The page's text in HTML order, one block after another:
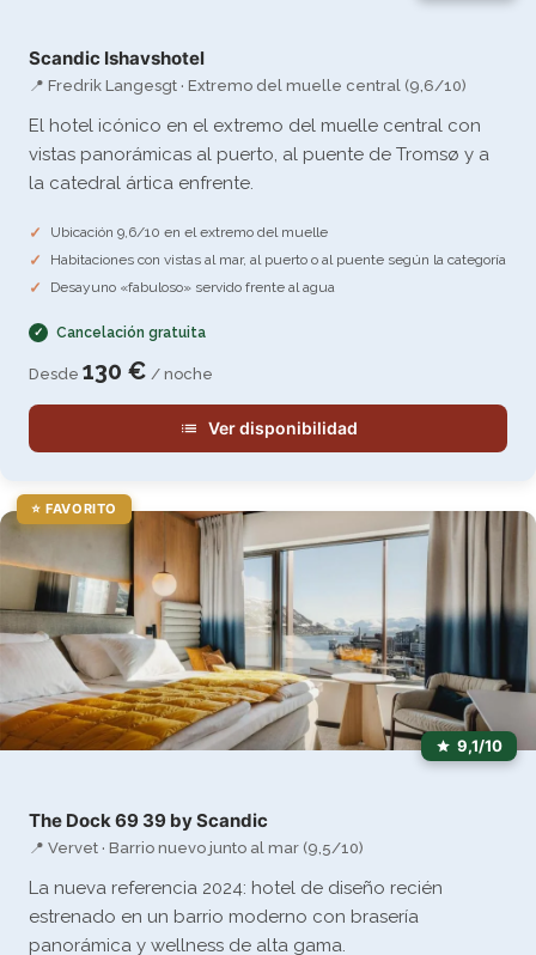
Scandic Ishavshotel
📍 Fredrik Langesgt · Extremo del muelle central (9,6/10)
El hotel icónico en el extremo del muelle central con
vistas panorámicas al puerto, al puente de Tromsø y a
la catedral ártica enfrente.
Ubicación 9,6/10 en el extremo del muelle
Habitaciones con vistas al mar, al puerto o al puente según la categoría
Desayuno «fabuloso» servido frente al agua
Cancelación gratuita
Desde 130 € / noche
Ver disponibilidad
⭐ FAVORITO
9,1/10
The Dock 69 39 by Scandic
📍 Vervet · Barrio nuevo junto al mar (9,5/10)
La nueva referencia 2024: hotel de diseño recién
estrenado en un barrio moderno con brasería
panorámica y wellness de alta gama.